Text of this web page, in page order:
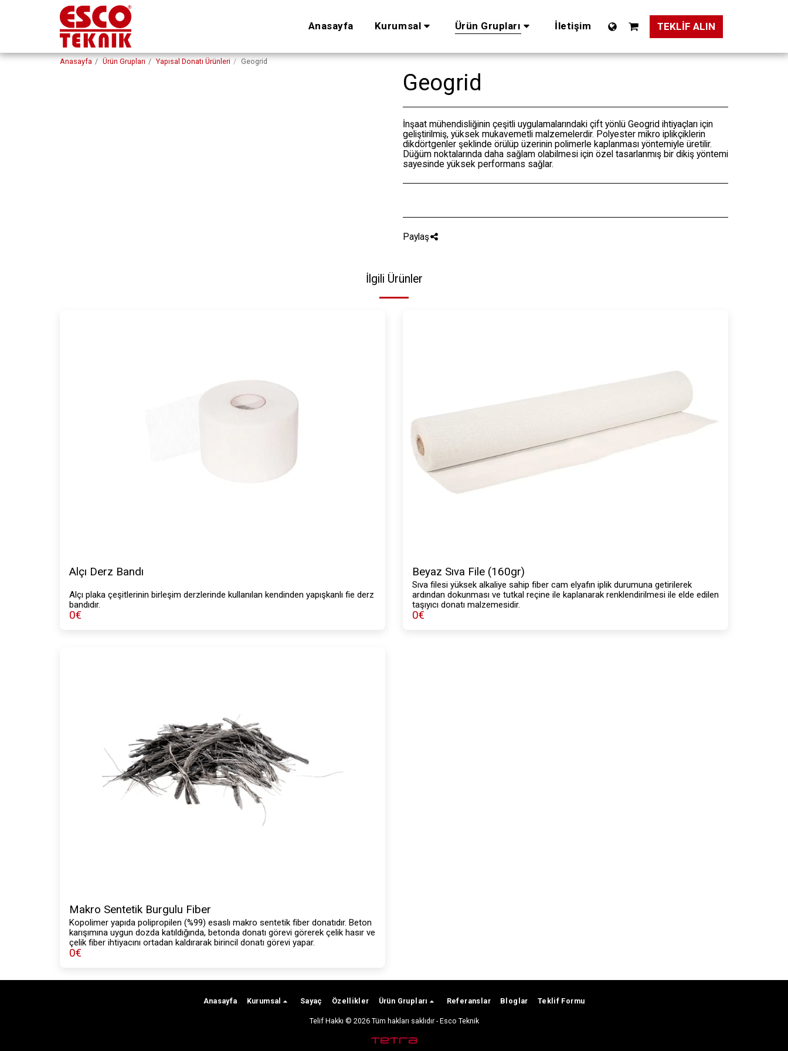
Anasayfa Kurumsal Ürün Grupları İletişim TEKLIF ALIN
Anasayfa Ürün Grupları Yapısal Donatı Ürünleri Geogrid
Geogrid
İnşaat mühendisliğinin çeşitli uygulamalarındaki çift yönlü Geogrid ihtiyaçları için
geliştirilmiş, yüksek mukavemetli malzemelerdir. Polyester mikro iplikçiklerin
dikdörtgenler şeklinde örülüp üzerinin polimerle kaplanması yöntemiyle üretilir.
Düğüm noktalarında daha sağlam olabilmesi için özel tasarlanmış bir dikiş yöntemi
sayesinde yüksek performans sağlar.
Paylaş
İlgili Ürünler
Alçı Derz Bandı
Alçı plaka çeşitlerinin birleşim derzlerinde kullanılan kendinden yapışkanlı fie derz
bandıdır.
0€
Beyaz Sıva File (160gr)
Sıva filesi yüksek alkaliye sahip fiber cam elyafın iplik durumuna getirilerek
ardından dokunması ve tutkal reçine ile kaplanarak renklendirilmesi ile elde edilen
taşıyıcı donatı malzemesidir.
0€
Makro Sentetik Burgulu Fiber
Kopolimer yapıda polipropilen (%99) esaslı makro sentetik fiber donatıdır. Beton
karışımına uygun dozda katıldığında, betonda donatı görevi görerek çelik hasır ve
çelik fiber ihtiyacını ortadan kaldırarak birincil donatı görevi yapar.
0€
Anasayfa Kurumsal Sayaç Özellikler Ürün Grupları Referanslar Bloglar Teklif Formu
Telif Hakkı © 2026 Tüm hakları saklıdır -Esco Teknik